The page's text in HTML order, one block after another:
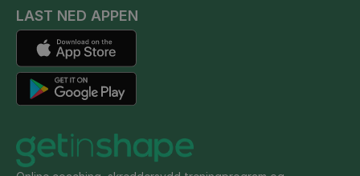
LAST NED APPEN